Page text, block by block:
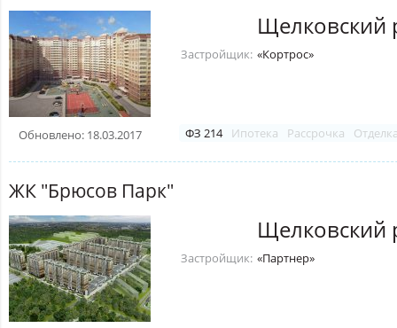
Обновлено: 18.03.2017
Щелковский
Застройщик: «Кортрос»
ФЗ 214 Ипотека Рассрочка
ЖК "Брюсов Парк"
Щелковский
Застройщик: «Партнер»